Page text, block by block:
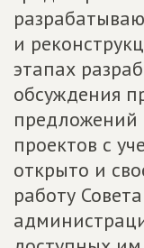
и
этапах
обсуждения
предложений
проектов с
открыто и
работу